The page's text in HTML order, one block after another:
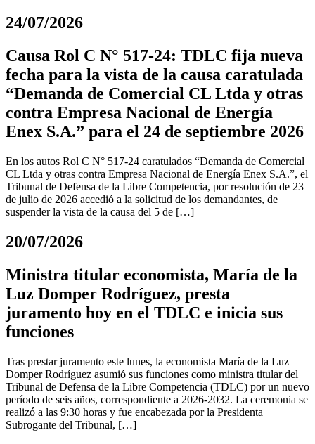
24/07/2026
Causa Rol C N° 517-24: TDLC fija nueva
fecha para la vista de la causa caratulada
“Demanda de Comercial CL Ltda y otras
contra Empresa Nacional de Energía
Enex S.A.” para el 24 de septiembre 2026
En los autos Rol C N° 517-24 caratulados “Demanda de Comercial
CL Ltda y otras contra Empresa Nacional de Energía Enex S.A.”, el
Tribunal de Defensa de la Libre Competencia, por resolución de 23
de julio de 2026 accedió a la solicitud de los demandantes, de
suspender la vista de la causa del 5 de […]
20/07/2026
Ministra titular economista, María de la
Luz Domper Rodríguez, presta
juramento hoy en el TDLC e inicia sus
funciones
Tras prestar juramento este lunes, la economista María de la Luz
Domper Rodríguez asumió sus funciones como ministra titular del
Tribunal de Defensa de la Libre Competencia (TDLC) por un nuevo
período de seis años, correspondiente a 2026-2032. La ceremonia se
realizó a las 9:30 horas y fue encabezada por la Presidenta
Subrogante del Tribunal, […]